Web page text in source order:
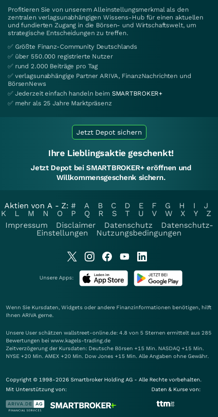
Profitieren Sie von unserem Alleinstellungsmerkmal als den
zentralen verlagsunabhängigen Wissens-Hub für einen aktuellen
und fundierten Zugang in die Börsen- und Wirtschaftswelt, um
strategische Entscheidungen zu treffen.
✅ Größte Finanz-Community Deutschlands
✅ über 550.000 registrierte Nutzer
✅ rund 2.000 Beiträge pro Tag
✅ verlagsunabhängige Partner ARIVA, FinanzNachrichten und
BörsenNews
✅ Jederzeit einfach handeln beim SMARTBROKER+
✅ mehr als 25 Jahre Marktpräsenz
Jetzt Depot sichern
Ihre Lieblingsaktie geschenkt!
Jetzt Depot bei SMARTBROKER+ eröffnen und
Willkommensgeschenk sichern.
Aktien von A - Z: # A B C D E F G H I
J
K
L M N O P Q R S T U V W X Y
Z
Impressum
Disclaimer Datenschutz
Datenschutz-
Einstellungen
Nutzungsbedingungen
Unsere Apps:
Wenn Sie Kursdaten, Widgets oder andere Finanzinformationen benötigen, hilft
Ihnen ARIVA gerne.
Unsere User schätzen wallstreet-online.de: 4.8 von 5 Sternen ermittelt aus 285
Bewertungen bei www.kagels-trading.de
Zeitverzögerung der Kursdaten: Deutsche Börsen +15 Min. NASDAQ +15 Min.
NYSE +20 Min. AMEX +20 Min. Dow Jones +15 Min. Alle Angaben ohne Gewähr.
Copyright © 1998-2026 Smartbroker Holding AG - Alle Rechte vorbehalten.
Mit Unterstützung von:
Daten & Kurse von: